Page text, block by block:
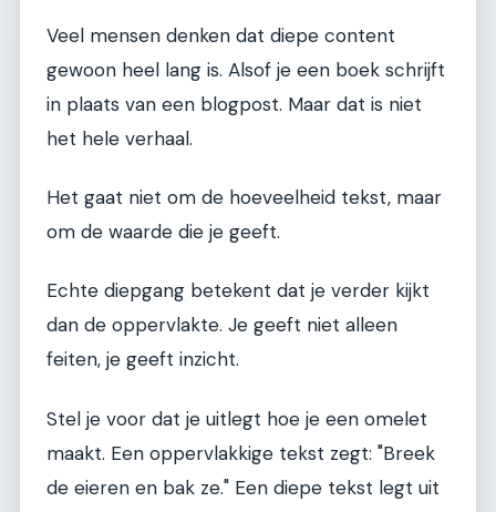
Veel mensen denken dat diepe content
gewoon heel lang is. Alsof je een boek schrijft
in plaats van een blogpost. Maar dat is niet
het hele verhaal.
Het gaat niet om de hoeveelheid tekst, maar
om de waarde die je geeft.
Echte diepgang betekent dat je verder kijkt
dan de oppervlakte. Je geeft niet alleen
feiten, je geeft inzicht.
Stel je voor dat je uitlegt hoe je een omelet
maakt. Een oppervlakkige tekst zegt: "Breek
de eieren en bak ze." Een diepe tekst legt uit